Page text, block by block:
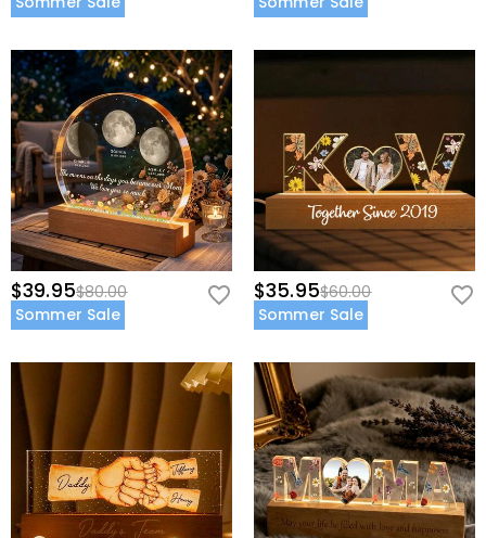
$39.95$80.00
Sommer Sale
$35.95$60.00
Sommer Sale